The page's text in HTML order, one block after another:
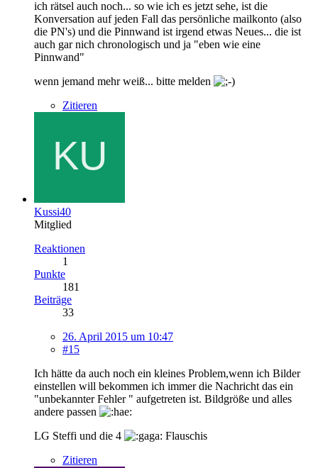
ich rätsel auch noch... so wie ich es jetzt sehe, ist die
Konversation auf jeden Fall das persönliche mailkonto (also
die PN's) und die Pinnwand ist irgend etwas Neues... die ist
auch gar nich chronologisch und ja "eben wie eine
Pinnwand"
wenn jemand mehr weiß... bitte melden
Zitieren
Kussi40
Mitglied
Reaktionen
1
Punkte
181
Beiträge
33
26. April 2015 um 10:47
#15
Ich hätte da auch noch ein kleines Problem,wenn ich Bilder
einstellen will bekommen ich immer die Nachricht das ein
"unbekannter Fehler " aufgetreten ist. Bildgröße und alles
andere passen
LG Steffi und die 4
Flauschis
Zitieren